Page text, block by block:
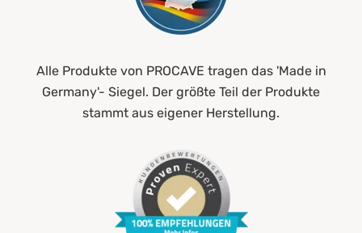
Alle Produkte von PROCAVE tragen das 'Made in
Germany'- Siegel. Der größte Teil der Produkte
stammt aus eigener Herstellung.